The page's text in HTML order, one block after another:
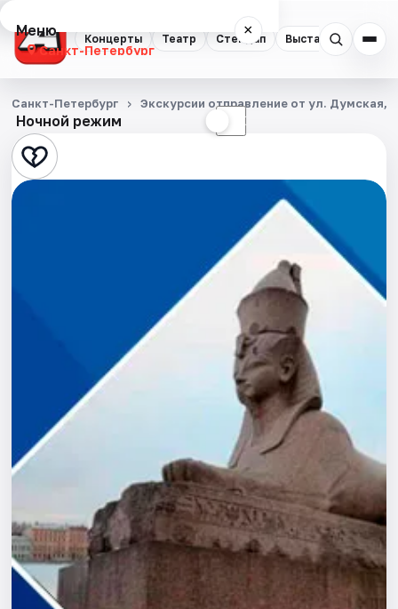
Концерты Театр Стендап Выставки
Меню ×
Санкт-Петербург
Концерты
Театр
Стендап
Города
Артисты
Рейтинги
Ночной режим ☾
Санкт-Петербург Экскурсии отправление от ул. Думская,